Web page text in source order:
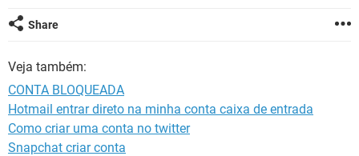
GUIA DE COMPRAS
Share
Veja também:
CONTA BLOQUEADA
Hotmail entrar direto na minha conta caixa de entrada
Como criar uma conta no twitter
Snapchat criar conta